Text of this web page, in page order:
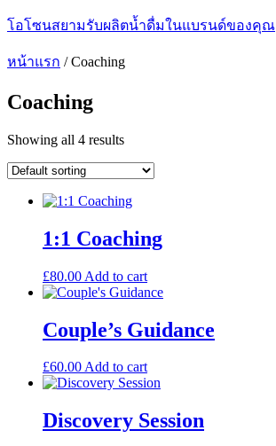
โอโซนสยามรับผลิตน้ำดื่มในแบรนด์ของคุณ
หน้าแรก /Coaching
Coaching
Showing all 4 results
1:1 Coaching
£80.00 Add to cart
Couple’s Guidance
£60.00Add to cart
Discovery Session